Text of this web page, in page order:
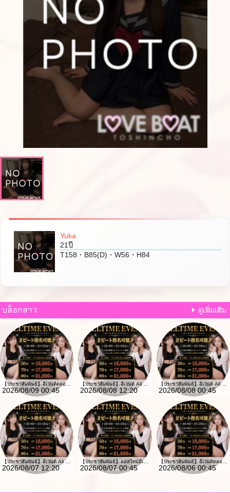
Yuka
21ปี
T158・B85(D)・W56・H84
บล็อกสาว ดูเพิ่มเติม
【ประชาสัมพันธ์】อีเวนต์ตลอดเวลา
2026/08/09 00:45
【ประชาสัมพันธ์】อีเวนต์ All Time
2026/08/08 12:20
【ประชาสัมพันธ์】อีเวนต์ All Time
2026/08/08 00:45
【ประชาสัมพันธ์】อีเวนต์ All Time
2026/08/07 12:20
【ประชาสัมพันธ์】ออลไทม์อีเวนต์
2026/08/07 00:45
【ประชาสัมพันธ์】อีเวนต์ตลอดเวลา
2026/08/06 00:45